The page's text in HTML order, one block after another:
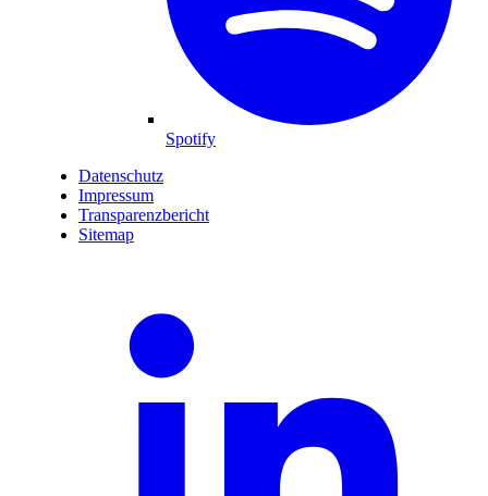
Spotify
Datenschutz
Impressum
Transparenzbericht
Sitemap